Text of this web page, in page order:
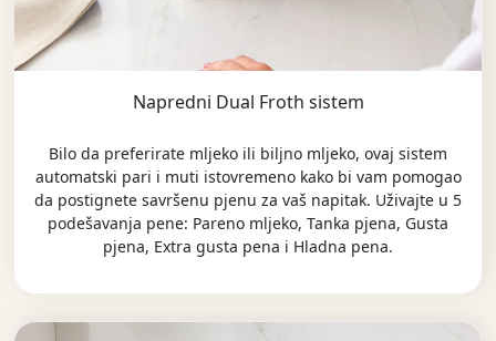
Napredni Dual Froth sistem
Bilo da preferirate mljeko ili biljno mljeko, ovaj sistem
automatski pari i muti istovremeno kako bi vam pomogao
da postignete savršenu pjenu za vaš napitak. Uživajte u 5
podešavanja pene: Pareno mljeko, Tanka pjena, Gusta
pjena, Extra gusta pena i Hladna pena.